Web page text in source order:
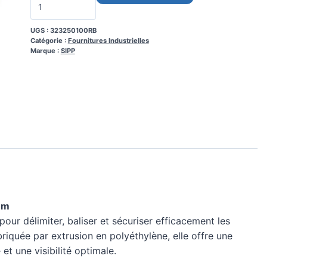
UGS : 323250100RB
Catégorie : Fournitures Industrielles
Marque : SIPP
délimiter, baliser et sécuriser efficacement les
par extrusion en polyéthylène, elle offre une
et une visibilité optimale.